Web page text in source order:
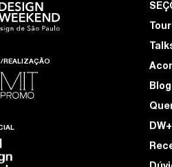
REALIZAÇÃO
Tour
Blog
DW+